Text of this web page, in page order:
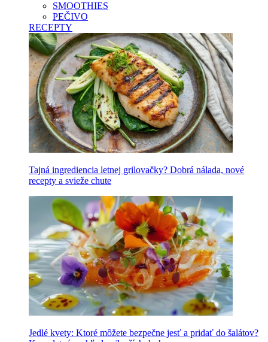
SMOOTHIES
PEČIVO
RECEPTY
Tajná ingrediencia letnej grilovačky? Dobrá nálada, nové
recepty a svieže chute
Jedlé kvety: Ktoré môžete bezpečne jesť a pridať do šalátov?